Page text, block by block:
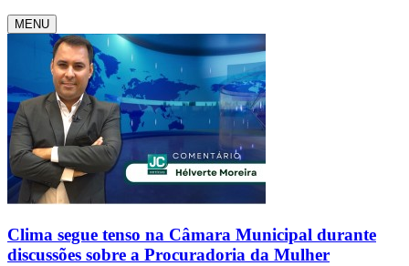
MENU
Clima segue tenso na Câmara Municipal durante
discussões sobre a Procuradoria da Mulher